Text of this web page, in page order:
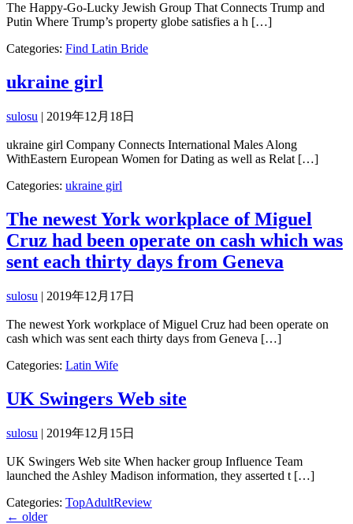
The Happy-Go-Lucky Jewish Group That Connects Trump and
Putin Where Trump’s property globe satisfies a h […]
Categories: Find Latin Bride
ukraine girl
sulosu | 2019年12月18日
ukraine girl Company Connects International Males Along
WithEastern European Women for Dating as well as Relat […]
Categories: ukraine girl
The newest York workplace of Miguel
Cruz had been operate on cash which was
sent each thirty days from Geneva
sulosu | 2019年12月17日
The newest York workplace of Miguel Cruz had been operate on
cash which was sent each thirty days from Geneva […]
Categories: Latin Wife
UK Swingers Web site
sulosu | 2019年12月15日
UK Swingers Web site When hacker group Influence Team
launched the Ashley Madison information, they asserted t […]
Categories: TopAdultReview
← older